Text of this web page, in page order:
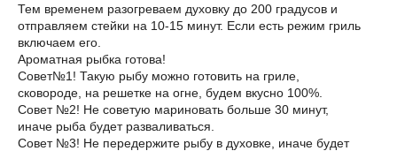
Тем временем разогреваем духовку до 200 градусов и
отправляем стейки на 10-15 минут. Если есть режим гриль
включаем его.
Ароматная рыбка готова!
Совет№1! Такую рыбу можно готовить на гриле,
сковороде, на решетке на огне, будем вкусно 100%.
Совет №2! Не советую мариновать больше 30 минут,
иначе рыба будет разваливаться.
Совет №3! Не передержите рыбу в духовке, иначе будет